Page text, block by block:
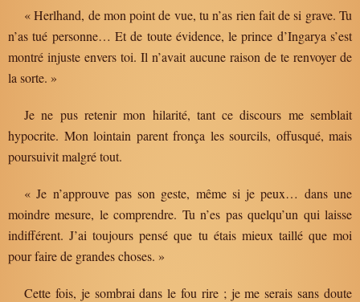
« Herlhand, de mon point de vue, tu n’as rien fait de si grave. Tu
n’as tué personne… Et de toute évidence, le prince d’Ingarya s’est
montré injuste envers toi. Il n’avait aucune raison de te renvoyer de
la sorte. »
Je ne pus retenir mon hilarité, tant ce discours me semblait
hypocrite. Mon lointain parent fronça les sourcils, offusqué, mais
poursuivit malgré tout.
« Je n’approuve pas son geste, même si je peux… dans une
moindre mesure, le comprendre. Tu n’es pas quelqu’un qui laisse
indifférent. J’ai toujours pensé que tu étais mieux taillé que moi
pour faire de grandes choses. »
Cette fois, je sombrai dans le fou rire ; je me serais sans doute